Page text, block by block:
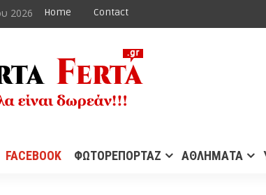
2026 Home Contact
FACEBOOK ΦΩΤΟΡΕΠΟΡΤΑΖ ΑΘΛΗΜΑΤΑ